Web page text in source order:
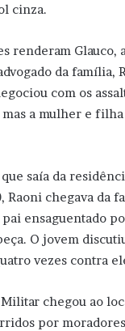
cinza.
renderam
da família,
com os
mas a mulher e
saía da
Raoni chegava da
pai ensaguentado
O jovem
vezes contra
chegou ao
por